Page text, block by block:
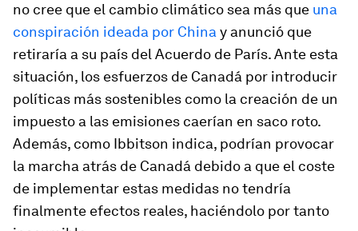
no cree que el cambio climático sea más que una
conspiración ideada por China y anunció que
retiraría a su país del Acuerdo de París. Ante esta
situación, los esfuerzos de Canadá por introducir
políticas más sostenibles como la creación de un
impuesto a las emisiones caerían en saco roto.
Además, como Ibbitson indica, podrían provocar
la marcha atrás de Canadá debido a que el coste
de implementar estas medidas no tendría
finalmente efectos reales, haciéndolo por tanto